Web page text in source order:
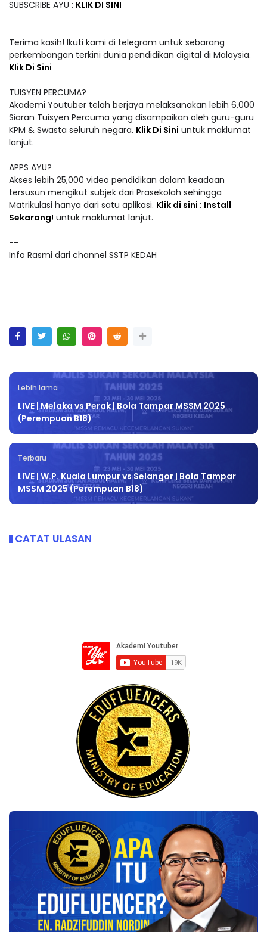
SUBSCRIBE AYU : KLIK DI SINI
Terima kasih! Ikuti kami di telegram untuk sebarang
perkembangan terkini dunia pendidikan digital di Malaysia.
Klik Di Sini
TUISYEN PERCUMA?
Akademi Youtuber telah berjaya melaksanakan lebih 6,000
Siaran Tuisyen Percuma yang disampaikan oleh guru-guru
KPM & Swasta seluruh negara. Klik Di Sini untuk maklumat
lanjut.
APPS AYU?
Akses lebih 25,000 video pendidikan dalam keadaan
tersusun mengikut subjek dari Prasekolah sehingga
Matrikulasi hanya dari satu aplikasi. Klik di sini : Install
Sekarang! untuk maklumat lanjut.
--
Info Rasmi dari channel SSTP KEDAH
Lebih lama
LIVE | Melaka vs Perak | Bola Tampar MSSM 2025
(Perempuan B18)
Terbaru
LIVE | W.P. Kuala Lumpur vs Selangor | Bola Tampar
MSSM 2025 (Perempuan B18)
CATAT ULASAN